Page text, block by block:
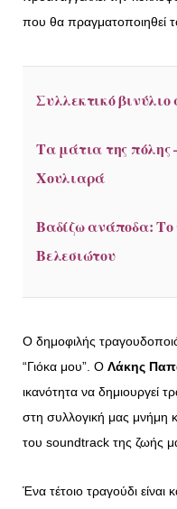
που θα πραγματοποιηθεί
Συλλεκτικό
Τα μάτια της πόλης
Χουλιαρά
Βαδίζω ανάποδα: Το
Βελεσιώτου
Ο δημοφιλής
“Γιόκα μου”. Ο Λάκης
ικανότητα να δημιουργεί
στη συλλογική μας μνήμη
του soundtrack της ζωής
Ένα τέτοιο τραγούδι είναι